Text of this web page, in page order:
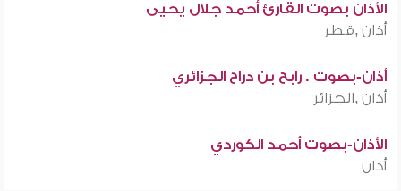
الأذان بصوت القارئ أحمد جلال يحيى
أذان ,قطر
أذان-بصوت . رابح بن دراح الجزائري
أذان ,الجزائر
الأذان-بصوت أحمد الكوردي
أذان